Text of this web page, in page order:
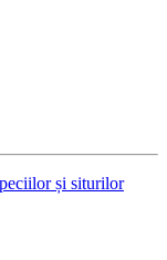
și siturilor